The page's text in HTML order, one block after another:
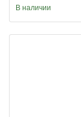
В наличии